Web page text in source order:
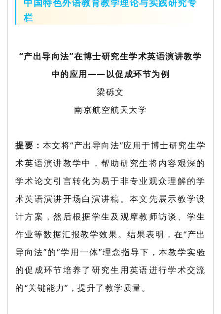
中国特色外语教育教学理论与实践研究专
栏
“产出导向法”在博士研究生学术英语演讲教学
中的应用——以促成环节为例
梁砾文
南京航空航天大学
提要： 本文将“产出导向法”应用于博士研究生学
术英语演讲教学中，帮助研究生将内容艰深的
学术论文引言转化为易于非专业观众理解的学
术英语演讲开场白演讲稿。本文先展示教学设
计方案，然后根据学生及观摩教师访谈、学生
作业等数据汇报教学效果。结果表明，在“产出
导向法”的“学用一体”理念指导下，本教学实验
的促成环节培养了研究生用英语进行学术交流
的“关键能力”，提升了教学质量。